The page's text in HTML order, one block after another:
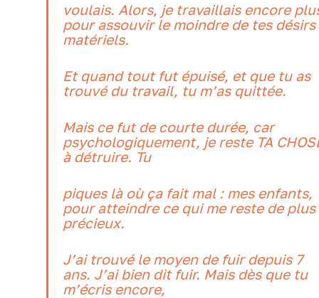
voulais. Alors, je travaillais encore
pour assouvir le moindre de tes désirs
matériels.
Et quand tout fut épuisé, et que tu as
trouvé du travail, tu m’as quittée.
Mais ce fut de courte durée, car
psychologiquement, je reste TA
à détruire. Tu
piques là où ça fait mal : mes enfants,
pour atteindre ce qui me reste de plus
précieux.
J’ai trouvé le moyen de fuir depuis 7
ans. J’ai bien dit fuir. Mais dès que tu
m’écris encore,